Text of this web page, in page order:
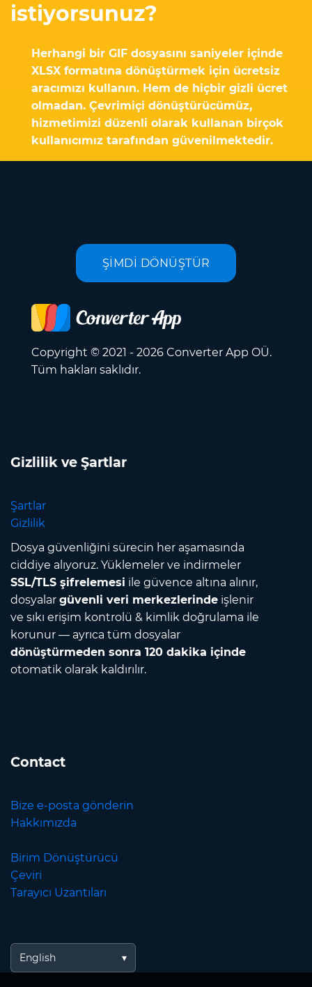
istiyorsunuz?
Herhangi bir GIF dosyasını saniyeler içinde
XLSX formatına dönüştürmek için ücretsiz
aracımızı kullanın. Hem de hiçbir gizli ücret
olmadan. Çevrimiçi dönüştürücümüz,
hizmetimizi düzenli olarak kullanan birçok
kullanıcımız tarafından güvenilmektedir.
ŞİMDİ DÖNÜŞTÜR
Copyright © 2021 - 2026 Converter App OÜ.
Tüm hakları saklıdır.
Gizlilik ve Şartlar
Şartlar
Gizlilik
Dosya güvenliğini sürecin her aşamasında
ciddiye alıyoruz. Yüklemeler ve indirmeler
SSL/TLS şifrelemesi ile güvence altına alınır,
dosyalar güvenli veri merkezlerinde işlenir
ve sıkı erişim kontrolü & kimlik doğrulama ile
korunur — ayrıca tüm dosyalar
dönüştürmeden sonra 120 dakika içinde
otomatik olarak kaldırılır.
Contact
Bize e-posta gönderin
Hakkımızda
Birim Dönüştürücü
Çeviri
Tarayıcı Uzantıları
English